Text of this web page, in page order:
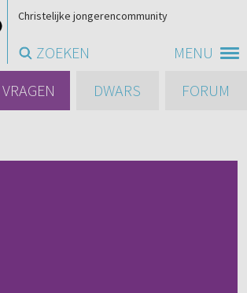
MENU
Christelijke jongerencommunity
ZOEKEN
VRAGEN DWARS FORUM